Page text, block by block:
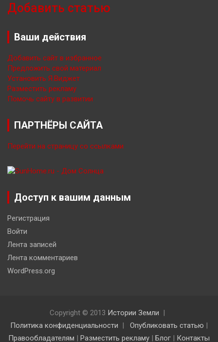
Добавить статью
Ваши действия
Добавить сайт в избранное
Предложить свой материал
Установить Я.Виджет
Разместить рекламу
Помочь сайту в развитии
ПАРТНЁРЫ САЙТА
Перейти на страницу со ссылками
Доступ к вашим данным
Регистрация
Войти
Лента записей
Лента комментариев
WordPress.org
Copyright © 2013 Истории Земли
Политика конфиденциальности
Опубликовать статью |
Правообладателям | Разместить рекламу | Блог | Контакты